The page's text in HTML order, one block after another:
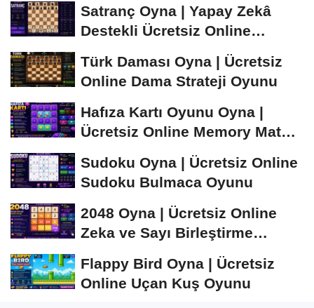
Satranç Oyna | Yapay Zekâ
Destekli Ücretsiz Online
Türk Daması Oyna | Ücretsiz
Online Dama Strateji Oyunu
Hafıza Kartı Oyunu Oyna |
Ücretsiz Online Memory Match
Sudoku Oyna | Ücretsiz Online
Sudoku Bulmaca Oyunu
2048 Oyna | Ücretsiz Online
Zeka ve Sayı Birleştirme
Flappy Bird Oyna | Ücretsiz
Online Uçan Kuş Oyunu